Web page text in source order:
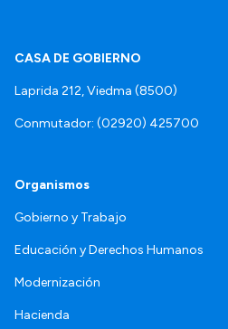
CASA DE GOBIERNO
Laprida 212, Viedma (8500)
Conmutador: (02920) 425700
Organismos
Gobierno y Trabajo
Educación y Derechos Humanos
Modernización
Hacienda